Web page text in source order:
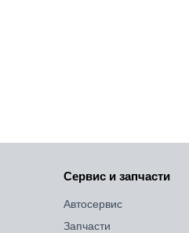
Сервис и запчасти
Автосервис
Запчасти